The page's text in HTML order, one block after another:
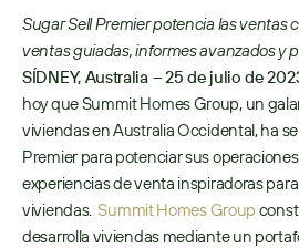
Sugar Sell Premier potencia las ventas
ventas guiadas, informes avanzados y
SÍDNEY, Australia – 25 de julio de
hoy que Summit Homes Group, un
viviendas en Australia Occidental, ha
Premier para potenciar sus
experiencias de venta inspiradoras
viviendas. Summit Homes Group
desarrolla viviendas mediante un